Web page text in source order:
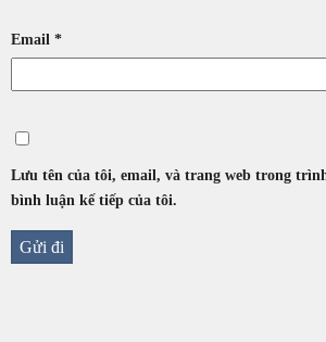
Email *
Lưu tên của tôi, email, và trang web trong
bình luận kế tiếp của tôi.